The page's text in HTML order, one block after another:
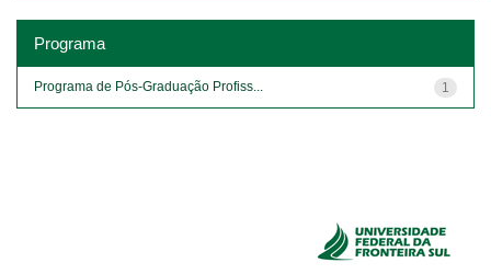
Programa
1
Programa de Pós-Graduação Profiss...